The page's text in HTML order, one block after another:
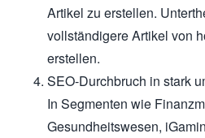
Artikel zu erstellen.
vollständigere Artikel von
erstellen.
SEO-Durchbruch in stark
In Segmenten wie
Gesundheitswesen,